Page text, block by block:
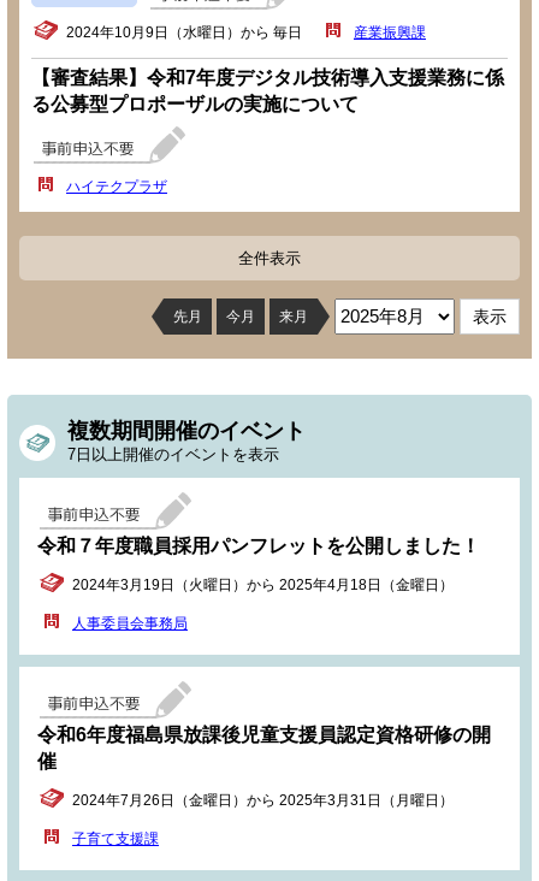
2024年10月9日（水曜日）から 毎日 産業振興課
【審査結果】令和7年度デジタル技術導入支援業務に係
る公募型プロポーザルの実施について
ハイテクプラザ
全件表示
先月 今月 来月
複数期間開催のイベント
7日以上開催のイベントを表示
令和７年度職員採用パンフレットを公開しました！
2024年3月19日（火曜日）から 2025年4月18日（金曜日）
人事委員会事務局
令和6年度福島県放課後児童支援員認定資格研修の開
催
2024年7月26日（金曜日）から 2025年3月31日（月曜日）
子育て支援課